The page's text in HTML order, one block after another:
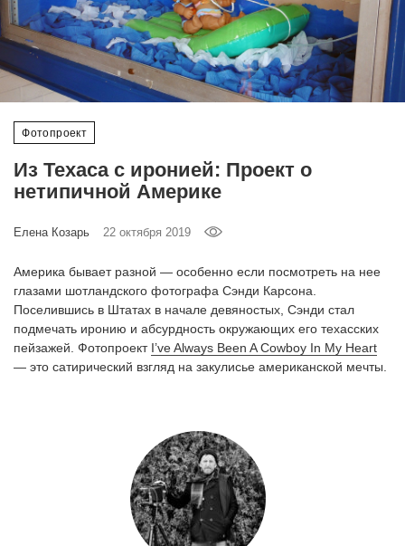
Фотопроект
Из Техаса с иронией: Проект о
нетипичной Америке
Елена Козарь 22 октября 2019
Америка бывает разной — особенно если посмотреть на нее
глазами шотландского фотографа Сэнди Карсона.
Поселившись в Штатах в начале девяностых, Сэнди стал
подмечать иронию и абсурдность окружающих его техасских
пейзажей. Фотопроект I’ve Always Been A Cowboy In My Heart
— это сатирический взгляд на закулисье американской мечты.